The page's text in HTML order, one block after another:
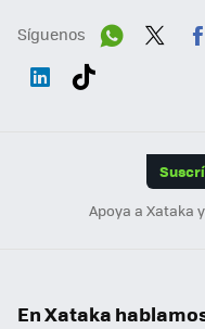
Síguenos
Apoya a Xataka
En Xataka